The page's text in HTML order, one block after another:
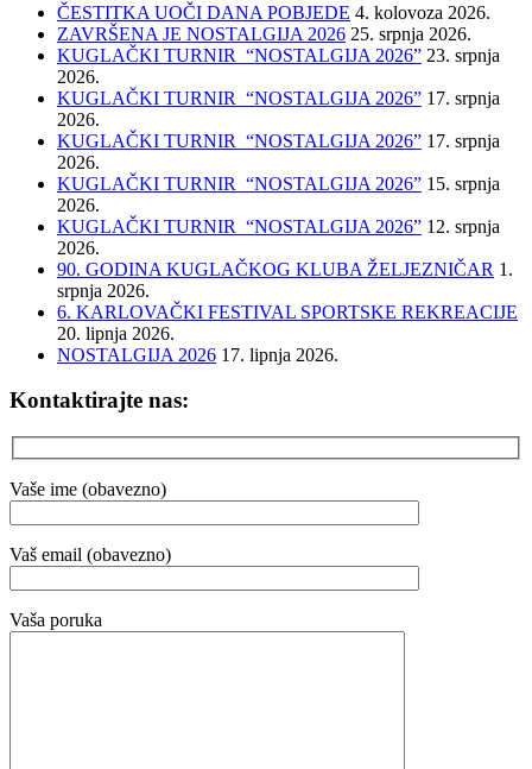
ČESTITKA UOČI DANA POBJEDE 4. kolovoza 2026.
ZAVRŠENA JE NOSTALGIJA 2026 25. srpnja 2026.
KUGLAČKI TURNIR “NOSTALGIJA 2026” 23. srpnja
2026.
KUGLAČKI TURNIR “NOSTALGIJA 2026” 17. srpnja
2026.
KUGLAČKI TURNIR “NOSTALGIJA 2026” 17. srpnja
2026.
KUGLAČKI TURNIR “NOSTALGIJA 2026” 15. srpnja
2026.
KUGLAČKI TURNIR “NOSTALGIJA 2026” 12. srpnja
2026.
90. GODINA KUGLAČKOG KLUBA ŽELJEZNIČAR 1.
srpnja 2026.
6. KARLOVAČKI FESTIVAL SPORTSKE REKREACIJE
20. lipnja 2026.
NOSTALGIJA 2026 17. lipnja 2026.
Kontaktirajte nas:
Vaše ime (obavezno)
Vaš email (obavezno)
Vaša poruka